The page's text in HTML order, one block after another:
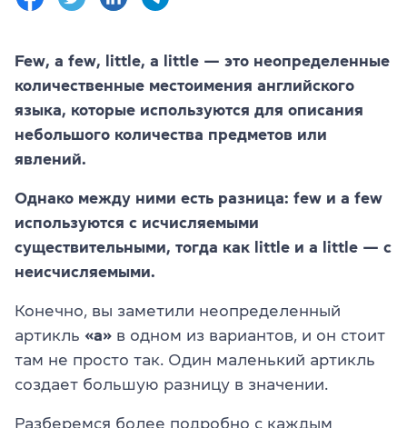
(063) 580 11 00
Посмотреть на Google Maps
Few, a few, little, a little — это неопределенные
количественные местоимения английского
языка, которые используются для описания
небольшого количества предметов или
явлений.
Однако между ними есть разница: few и a few
используются с исчисляемыми
существительными, тогда как little и a little — с
неисчисляемыми.
Конечно, вы заметили неопределенный
артикль «a» в одном из вариантов, и он стоит
там не просто так. Один маленький артикль
создает большую разницу в значении.
Разберемся более подробно с каждым